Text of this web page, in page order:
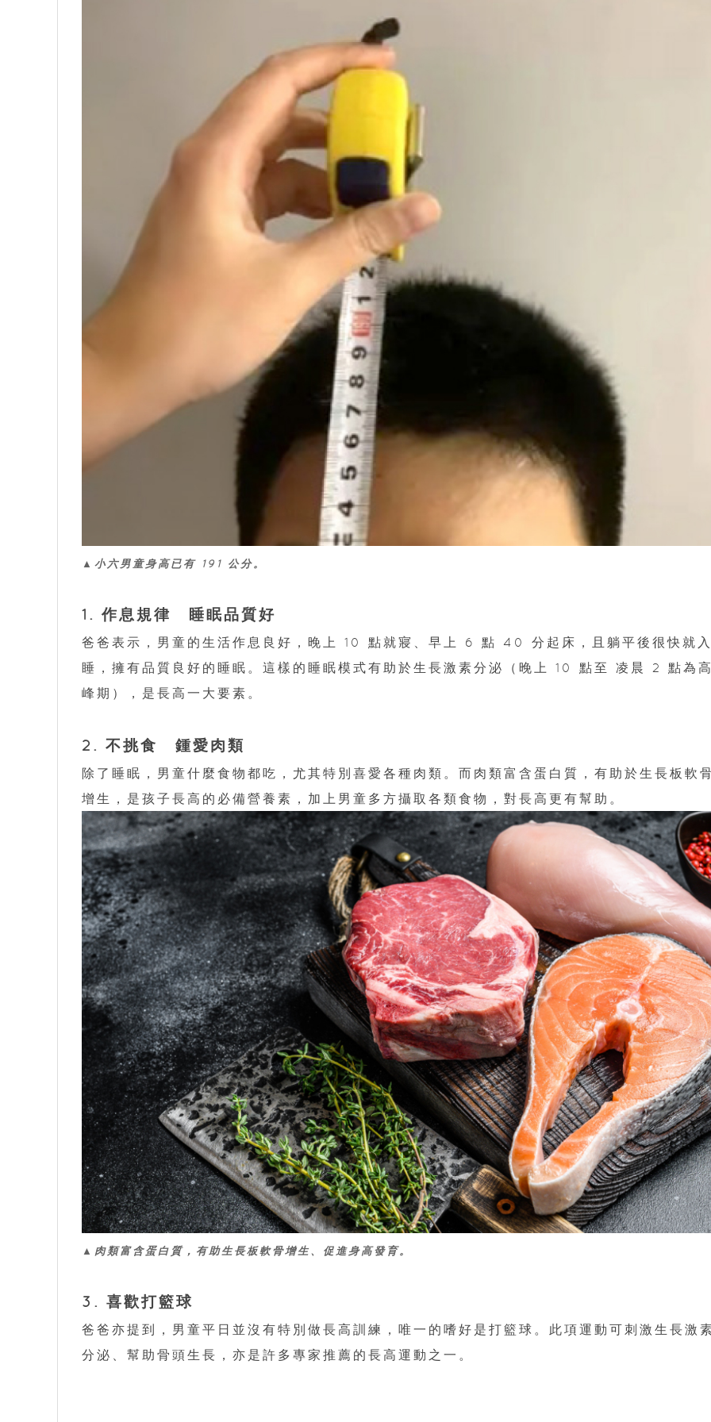
▲小六男童身高已有 191 公分。
1. 作息規律 睡眠品質好
爸爸表示，男童的生活作息良好，晚上 10 點就寢、早上 6 點 40 分起床，且躺平後很快就
睡，擁有品質良好的睡眠。這樣的睡眠模式有助於生長激素分泌（晚上 10 點至 凌晨 2 點為
峰期），是長高一大要素。
2. 不挑食 鍾愛肉類
除了睡眠，男童什麼食物都吃，尤其特別喜愛各種肉類。而肉類富含蛋白質，有助於生長板軟
增生，是孩子長高的必備營養素，加上男童多方攝取各類食物，對長高更有幫助。
▲肉類富含蛋白質，有助生長板軟骨增生、促進身高發育。
3. 喜歡打籃球
爸爸亦提到，男童平日並沒有特別做長高訓練，唯一的嗜好是打籃球。此項運動可刺激生長激
分泌、幫助骨頭生長，亦是許多專家推薦的長高運動之一。